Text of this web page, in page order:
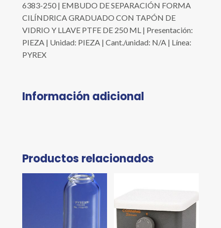
6383-250 | EMBUDO DE SEPARACIÓN FORMA
CILÍNDRICA GRADUADO CON TAPÓN DE
VIDRIO Y LLAVE PTFE DE 250 ML | Presentación:
PIEZA | Unidad: PIEZA | Cant./unidad: N/A | Línea:
PYREX
Información adicional
Productos relacionados